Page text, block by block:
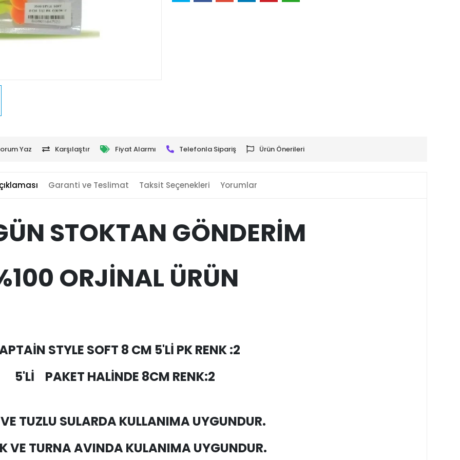
Yaz Karşılaştır Fiyat Alarmı Telefonla Sipariş Ürün Önerileri
Garanti ve Teslimat Taksit Seçenekleri Yorumlar
STOKTAN GÖNDERİM
ORJİNAL ÜRÜN
STYLE SOFT 8 CM 5'Lİ PK RENK :2
5'Lİ
PAKET HALİNDE 8CM RENK:2
TUZLU SULARDA KULLANIMA UYGUNDUR.
VE TURNA AVINDA KULANIMA UYGUNDUR.